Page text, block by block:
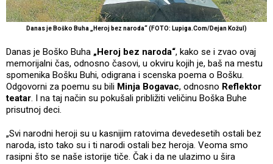
Danas je Boško Buha „Heroj bez naroda“ (FOTO: Lupiga.Com/Dejan Kožul)
Danas je Boško Buha „Heroj bez naroda“, kako se i zvao ovaj
memorijalni čas, odnosno časovi, u okviru kojih je, baš na mestu
spomenika Bošku Buhi, odigrana i scenska poema o Bošku.
Odgovorni za poemu su bili Minja Bogavac, odnosno Reflektor
teatar. I na taj način su pokušali približiti veličinu Boška Buhe
prisutnoj deci.
„Svi narodni heroji su u kasnijim ratovima devedesetih ostali bez
naroda, isto tako su i ti narodi ostali bez heroja. Veoma smo
rasipni što se naše istorije tiče. Čak i da ne ulazimo u šira